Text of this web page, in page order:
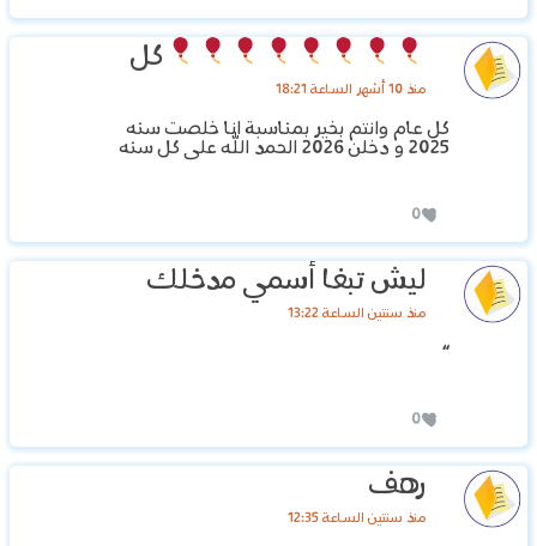
كل
منذ 10 أشهر الساعة 18:21
كل عام وانتم بخير بمناسبة انا خلصت سنه
2025 و دخلن 2026 الحمد الله على كل سنه
0
ليش تبغا أسمي مدخلك
منذ سنتين الساعة 13:22
“
0
رهف
منذ سنتين الساعة 12:35